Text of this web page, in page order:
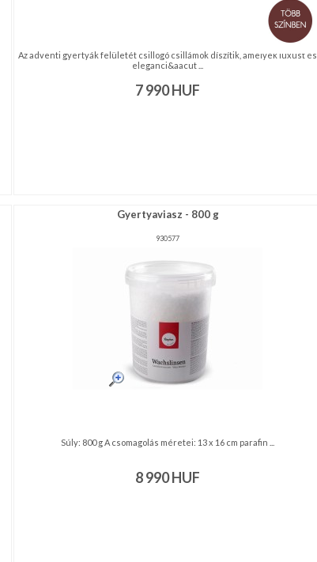
Az adventi gyertyák felületét csillogó csillámok díszítik, amelyek luxust és
eleganci&aacut ...
7 990HUF
Gyertyaviasz - 800 g
930577
Súly: 800 g A csomagolás méretei: 13 x 16 cm parafin ...
8 990HUF